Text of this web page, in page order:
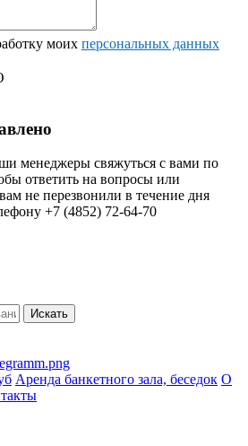
моих персональных данных
менеджеры свяжуться с вами по
ответить на вопросы или
не перезвонили в течение дня
+7 (4852) 72-64-70
Аренда банкетного зала, беседок О